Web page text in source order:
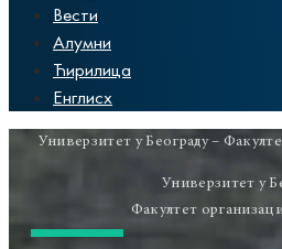
Вести
Алумни
Ћирилица
Енглисх
Универзитет у Београду –
Универзитет у
Факултет